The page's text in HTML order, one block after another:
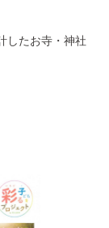
したお寺・神社